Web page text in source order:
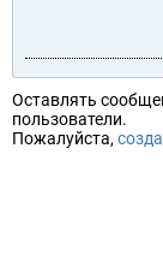
Оставлять
пользователи.
Пожалуйста,